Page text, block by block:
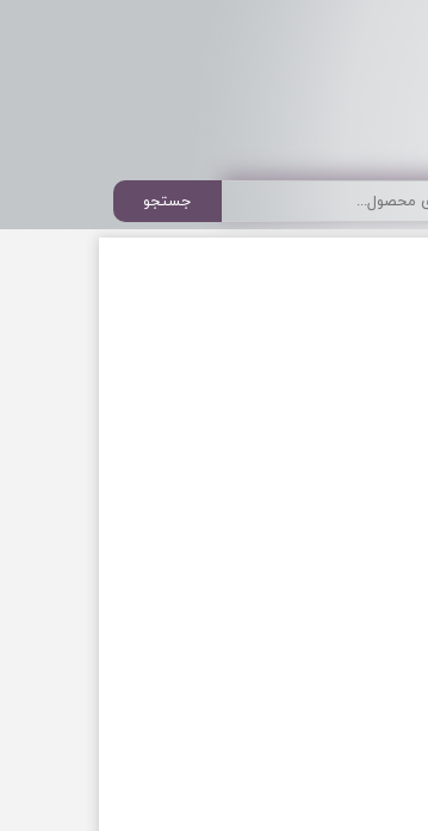
جستجو